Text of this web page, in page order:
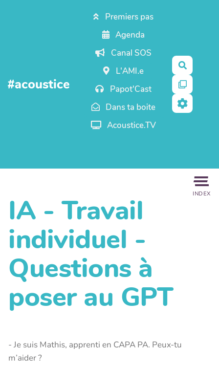
Aller au contenu principal
#acoustice
Premiers pas
Agenda
Canal SOS
L'AMI.e
Papot'Cast
Dans ta boite
Acoustice.TV
INDEX
IA - Travail
individuel -
Questions à
poser au GPT
- Je suis Mathis, apprenti en CAPA PA. Peux-tu
m’aider ?